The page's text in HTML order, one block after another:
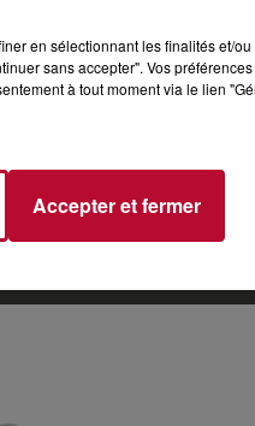
2024 2023 2022
en sélectionnant les finalités et/
sans accepter". Vos
à tout moment via le lien
Accepter et fermer